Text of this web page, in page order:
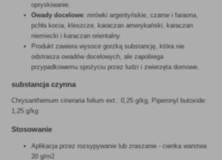
opryskiwanie.
Owady docelowe: mrówki argentyńskie, czarne i faraona,
pchła kocia, kleszcze, karaczan amerykański, karaczan
niemiecki i karaczan orientalny.
Produkt zawiera wysoce gorzką substancję, która nie
odstrasza owadów docelowych, ale zapobiega
przypadkowemu spożyciu przez ludzi i zwierzęta domowe.
substancja czynna
Chrysanthemum cineraria folium ext.: 0,25 g/kg, Piperonyl butoxide:
1,25 g/kg
Stosowanie
Aplikacja przez rozsypywanie lub zraszanie - cienka warstwa
20 g/m2